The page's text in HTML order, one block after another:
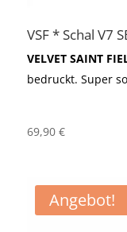
VSF * Schal V7
VELVET SAINT
bedruckt. Super
69,90 €
Angebot!